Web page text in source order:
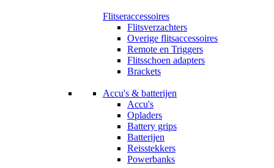
Flitseraccessoires
Flitsverzachters
Overige flitsaccessoires
Remote en Triggers
Flitsschoen adapters
Brackets
Accu's & batterijen
Accu's
Opladers
Battery grips
Batterijen
Reisstekkers
Powerbanks